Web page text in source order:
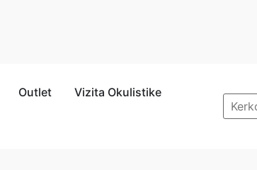
Outlet
Vizita Okulistike